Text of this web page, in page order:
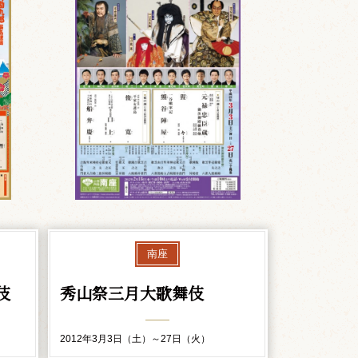
南座
秀山祭三月大歌舞伎
2012年3月3日（土）～27日（火）